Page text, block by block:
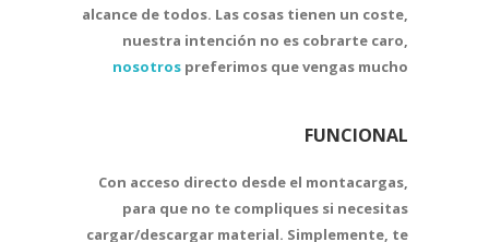
alcance de todos. Las cosas tienen un coste,
nuestra intención no es cobrarte caro,
nosotros preferimos que vengas mucho
FUNCIONAL
Con acceso directo desde el montacargas,
para que no te compliques si necesitas
cargar/descargar material. Simplemente, te